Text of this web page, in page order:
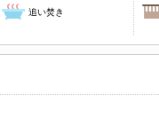
追い焚き